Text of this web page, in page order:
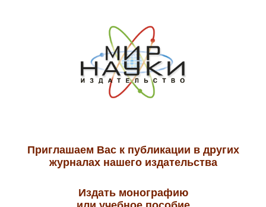
Приглашаем Вас к публикации в других
журналах нашего издательства
Издать монографию